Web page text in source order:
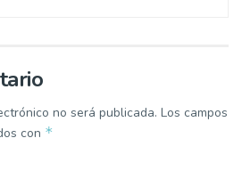
no será publicada. Los campos
con *